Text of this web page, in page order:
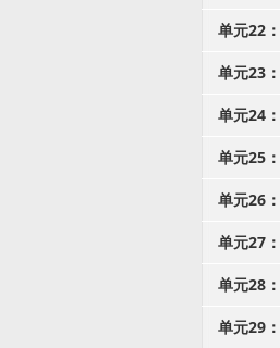
单元22：
单元23：
单元24：
单元25：
单元26：
单元27：
单元28：
单元29：